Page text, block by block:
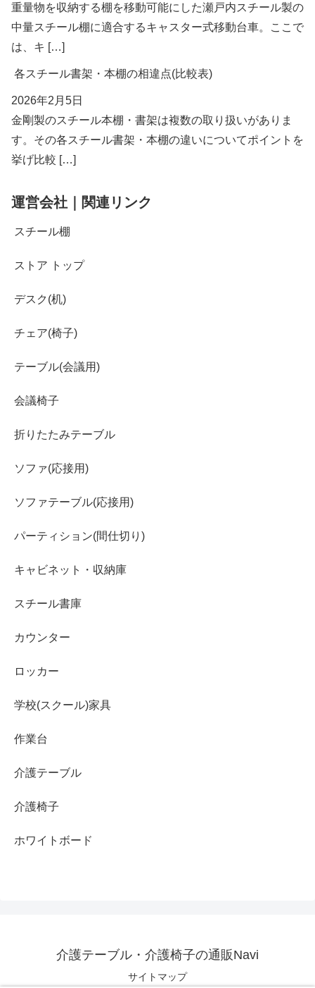
重量物を収納する棚を移動可能にした瀬戸内スチール製の
中量スチール棚に適合するキャスター式移動台車。ここで
は、キ […]
各スチール書架・本棚の相違点(比較表)
2026年2月5日
金剛製のスチール本棚・書架は複数の取り扱いがありま
す。その各スチール書架・本棚の違いについてポイントを
挙げ比較 […]
運営会社｜関連リンク
スチール棚
ストア トップ
デスク(机)
チェア(椅子)
テーブル(会議用)
会議椅子
折りたたみテーブル
ソファ(応接用)
ソファテーブル(応接用)
パーティション(間仕切り)
キャビネット・収納庫
スチール書庫
カウンター
ロッカー
学校(スクール)家具
作業台
介護テーブル
介護椅子
ホワイトボード
介護テーブル・介護椅子の通販Navi
サイトマップ